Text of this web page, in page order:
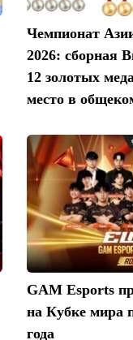
Чемпионат
2026: сборная
12 золотых
место в
GAM Esports
на Кубке мира
года